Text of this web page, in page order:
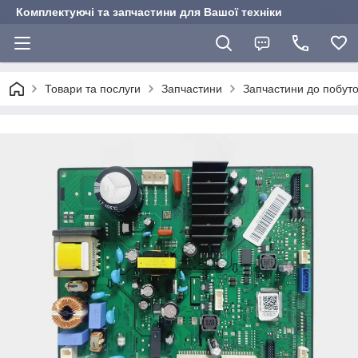
Комплектуючі та запчастини для Вашої техніки
Товари та послуги Запчастини Запчастини до